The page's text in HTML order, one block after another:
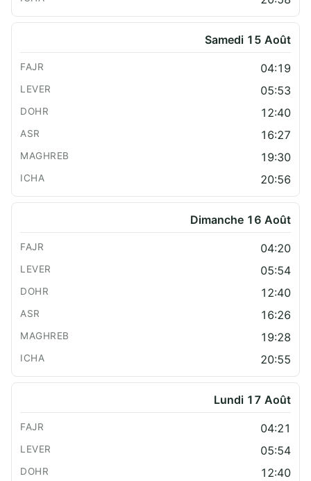
Samedi 15 Août
04:19
05:53
12:40
16:27
19:30
20:56
Dimanche 16 Août
04:20
05:54
12:40
16:26
19:28
20:55
Lundi 17 Août
04:21
05:54
12:40